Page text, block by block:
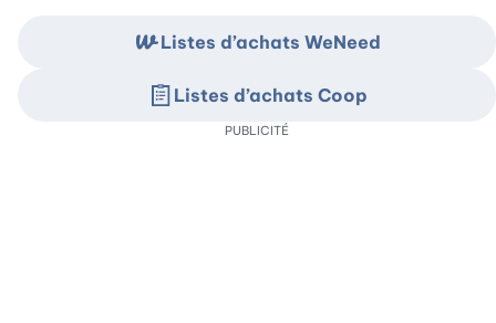
Listes d’achats WeNeed
Listes d’achats Coop
PUBLICITÉ